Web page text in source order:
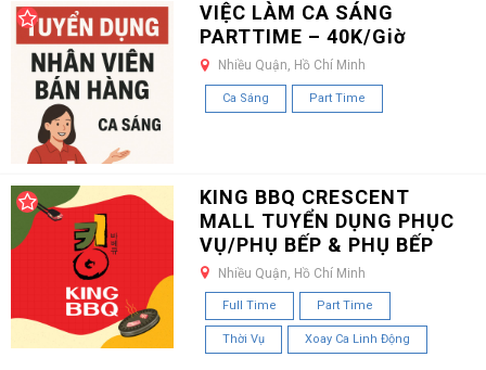
VIỆC LÀM CA SÁNG
PARTTIME – 40K/Giờ
Nhiều Quận, Hồ Chí Minh
Ca Sáng Part Time
KING BBQ CRESCENT
MALL TUYỂN DỤNG PHỤC
VỤ/PHỤ BẾP & PHỤ BẾP
Nhiều Quận, Hồ Chí Minh
Full Time Part Time
Thời Vụ Xoay Ca Linh Động